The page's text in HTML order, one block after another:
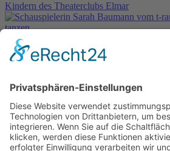
Fotos: Jana Holecek
Festschrift zum 100sten
Zurück
Weiter